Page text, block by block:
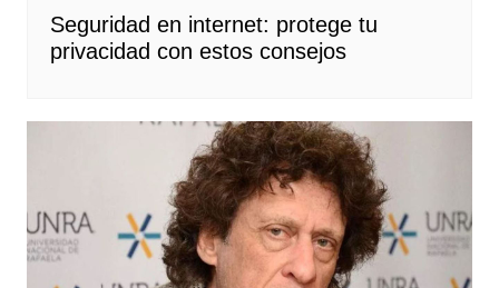
Seguridad en internet: protege tu
privacidad con estos consejos